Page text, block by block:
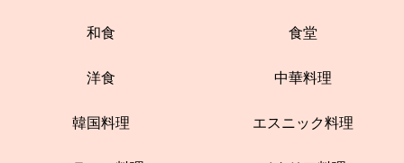
和食 食堂
洋食 中華料理
韓国料理 エスニック料理